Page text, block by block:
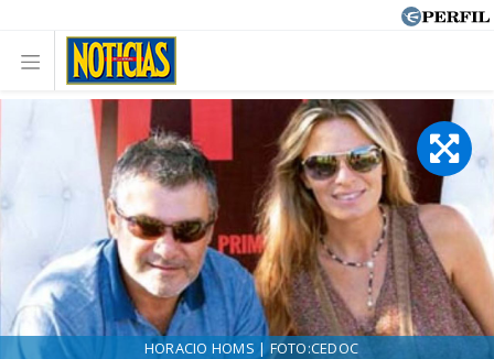
HORACIO HOMS | FOTO:CEDOC